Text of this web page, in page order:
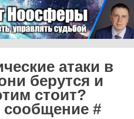
атаки в
берутся и
стоит?
сообщение #